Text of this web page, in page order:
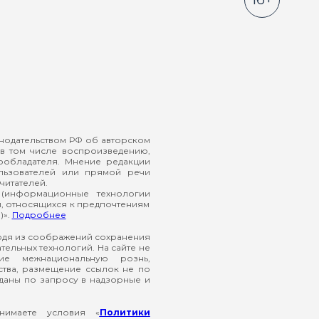
РФ об авторском
числе воспроизведению,
Мнение редакции
или прямой речи
технологии
относящихся к предпочтениям
Подробнее
из соображений сохранения
технологий. На сайте не
межнациональную рознь,
размещение ссылок не по
по запросу в надзорные и
условия «Политики